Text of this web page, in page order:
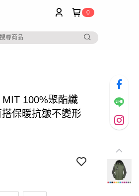
0
MIT 100%聚酯纖
保暖抗皺不變形